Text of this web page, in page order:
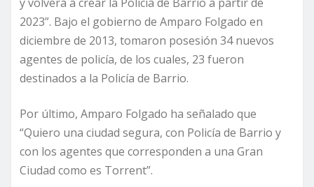
2023”. Bajo el gobierno de Amparo Folgado en
diciembre de 2013, tomaron posesión 34 nuevos
agentes de policía, de los cuales, 23 fueron
destinados a la Policía de Barrio.
Por último, Amparo Folgado ha señalado que
“Quiero una ciudad segura, con Policía de Barrio y
con los agentes que corresponden a una Gran
Ciudad como es Torrent”.